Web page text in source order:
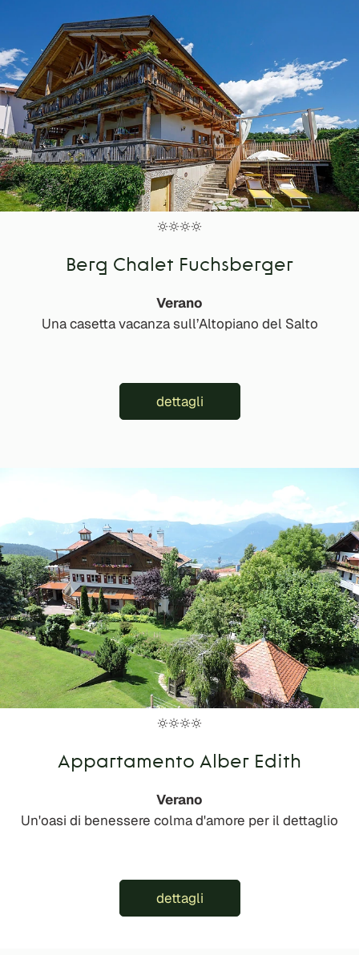
Berg Chalet Fuchsberger
Verano
Una casetta vacanza sull’Altopiano del Salto
dettagli
Appartamento Alber Edith
Verano
Un'oasi di benessere colma d'amore per il dettaglio
dettagli